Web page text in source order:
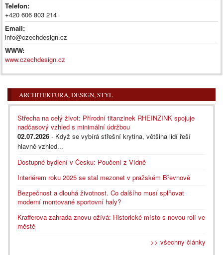
Telefon:
+420 606 803 214
Email:
info@czechdesign.cz
WWW:
www.czechdesign.cz
ARCHITEKTURA, DESIGN, STYL
Střecha na celý život: Přírodní titanzinek RHEINZINK spojuje
nadčasový vzhled s minimální údržbou
02.07.2026 - Když se vybírá střešní krytina, většina lidí řeší
hlavně vzhled...
Dostupné bydlení v Česku: Poučení z Vídně
Interiérem roku 2025 se stal mezonet v pražském Břevnově
Bezpečnost a dlouhá životnost. Co dalšího musí splňovat
moderní montované sportovní haly?
Krafferova zahrada znovu ožívá: Historické místo s novou rolí ve
městě
>> všechny články